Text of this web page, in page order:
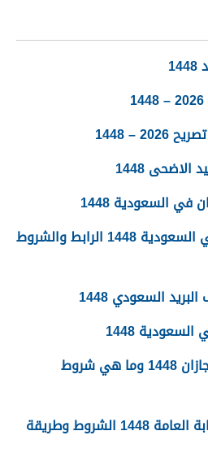
– 1448
1448
السعودية 1448
استخراج رخص حفر الابار في السعودية 1448 الرابط والشروط
السعودي 1448
1448
اسماء القبائل النازحة في جازان 1448 وما هي شروط
وظيفة كاتب ضبط في النيابة العامة 1448 الشروط وطريقة